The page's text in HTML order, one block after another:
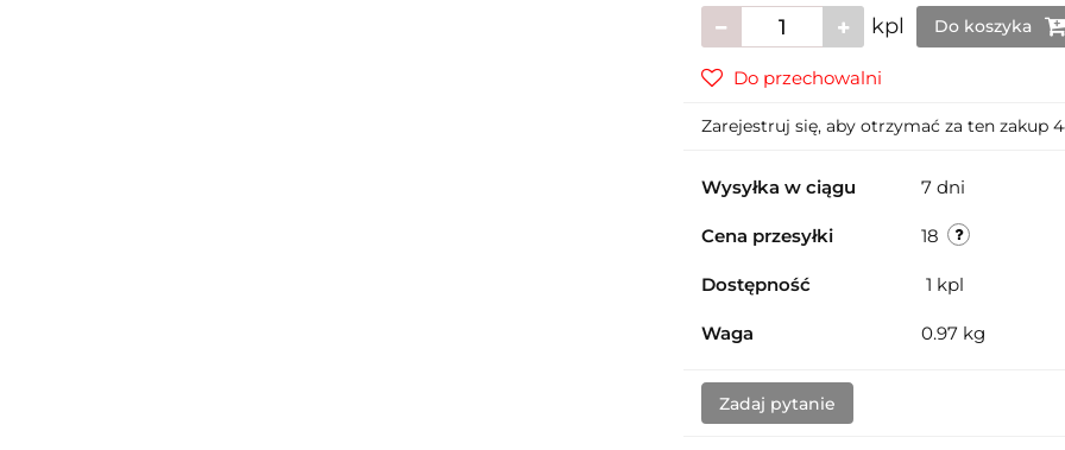
kpl Do koszyka
Do przechowalni
Zarejestruj się, aby otrzymać za ten zakup
Wysyłka w ciągu 7 dni
Cena przesyłki 18
Dostępność 1 kpl
Waga 0.97 kg
Zadaj pytanie